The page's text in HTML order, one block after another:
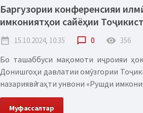
Баргузории конференсияи
имкониятҳои сайёҳии
date_range 15.10.2024, 10:35 chat_bubble_outline 0 remove_red_eye 356
Бо ташаббуси мақомоти иҷроияи
Донишгоҳи давлатии омӯзгории
назариявӣ таҳти унвони «Рушди
Муфассалтар